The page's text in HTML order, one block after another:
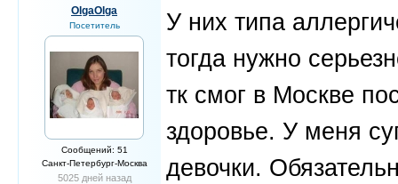
OlgaOlga
Посетитель
Сообщений: 51
Санкт-Петербург-Москва
5025 дней назад
У них типа
тогда нужно
тк смог в Москве
здоровье. У меня
девочки.